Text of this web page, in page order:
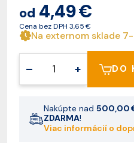
od 4,49 €
Cena bez DPH 3,65 €
Na externom sklade
– + DO
Nakúpte nad 500,00
ZDARMA!
Viac informácií o